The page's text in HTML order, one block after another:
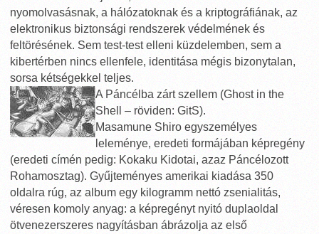
nyomolvasásnak, a hálózatoknak és a kriptográfiának, az
elektronikus biztonsági rendszerek védelmének és
feltörésének. Sem test-test elleni küzdelemben, sem a
kibertérben nincs ellenfele, identitása mégis bizonytalan,
sorsa kétségekkel teljes.
A Páncélba zárt szellem (Ghost in the
Shell – röviden: GitS).
Masamune Shiro egyszemélyes
leleménye, eredeti formájában képregény
(eredeti címén pedig: Kokaku Kidotai, azaz Páncélozott
Rohamosztag). Gyűjteményes amerikai kiadása 350
oldalra rúg, az album egy kilogramm nettó zsenialitás,
véresen komoly anyag: a képregényt nyitó duplaoldal
ötvenezerszeres nagyításban ábrázolja az első